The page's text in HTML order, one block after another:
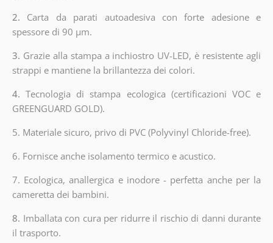
2. Carta da parati autoadesiva con forte adesione e
spessore di 90 µm.
3. Grazie alla stampa a inchiostro UV-LED, è resistente agli
strappi e mantiene la brillantezza dei colori.
4.Tecnologia di stampa ecologica (certificazioni VOC e
GREENGUARD GOLD).
5. Materiale sicuro, privo di PVC (Polyvinyl Chloride-free).
6. Fornisce anche isolamento termico e acustico.
7. Ecologica, anallergica e inodore - perfetta anche per la
cameretta dei bambini.
8. Imballata con cura per ridurre il rischio di danni durante
il trasporto.